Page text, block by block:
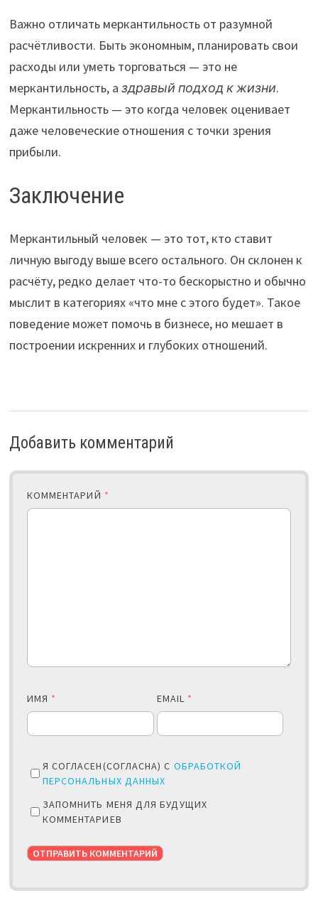
Важно отличать меркантильность от разумной
расчётливости. Быть экономным, планировать свои
расходы или уметь торговаться — это не
меркантильность, а здравый подход к жизни.
Меркантильность — это когда человек оценивает
даже человеческие отношения с точки зрения
прибыли.
Заключение
Меркантильный человек — это тот, кто ставит
личную выгоду выше всего остального. Он склонен к
расчёту, редко делает что-то бескорыстно и обычно
мыслит в категориях «что мне с этого будет». Такое
поведение может помочь в бизнесе, но мешает в
построении искренних и глубоких отношений.
Добавить комментарий
КОММЕНТАРИЙ *
ИМЯ * EMAIL *
Я СОГЛАСЕН(СОГЛАСНА) С ОБРАБОТКОЙ
ПЕРСОНАЛЬНЫХ ДАННЫХ
ЗАПОМНИТЬ МЕНЯ ДЛЯ БУДУЩИХ
КОММЕНТАРИЕВ